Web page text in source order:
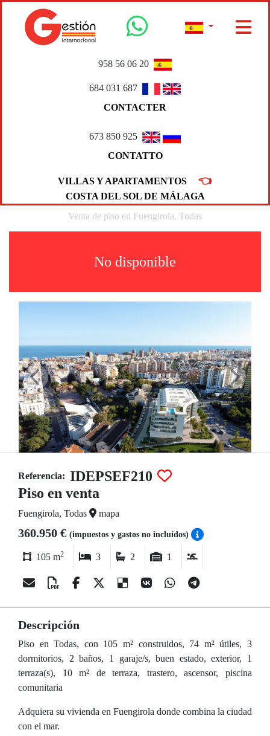
958 56 06 20
684 031 687
CONTACTER
673 850 925
CONTATTO
VILLAS Y APARTAMENTOS 👈
COSTA DEL SOL DE MÁLAGA
Venta de piso en Fuengirola, Todas
No disponible
Referencia: IDEPSEF210
Piso en venta
Fuengirola, Todas mapa
360.950 € (impuestos y gastos no incluídos)
105 m2 3 2 1
Descripción
Piso en Todas, con 105 m² construidos, 74 m² útiles, 3
dormitorios, 2 baños, 1 garaje/s, buen estado, exterior, 1
terraza(s), 10 m² de terraza, trastero, ascensor, piscina
comunitaria
Adquiera su vivienda en Fuengirola donde combina la ciudad
con el mar.